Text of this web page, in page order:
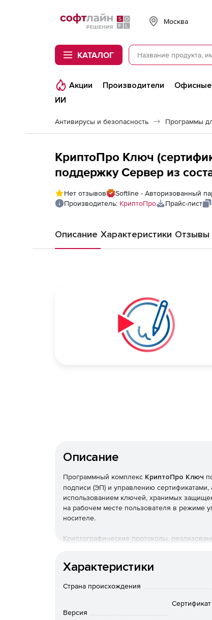
Softline
Москва
КАТАЛОГ
Акции Производители
ИИ
Антивирусы и безопасность Программы
КриптоПро Ключ
поддержку Сервер из
четырёх серверах), до 10
Нет отзывов
Softline - Авторизованный
Производитель: КриптоПро Прайс-лист
Описание Характеристики Отзывы
Описание
Программный комплекс КриптоПро Ключ
подписи (ЭП) и управлению
использованием ключей, хранимых
на рабочем месте пользователя в режиме
носителе.
Криптографические протоколы,
производятся распределенным образом.
Ключевые возможности:
создание подписи документов любого
Характеристики
Страна происхождения
Версия